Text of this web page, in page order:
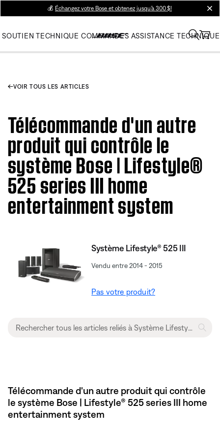
💰 Échangez votre Bose et obtenez jusqu’à 300 $!
SOUTIEN TECHNIQUE COMMANDES ASSISTANCE TECHNIQUE
VOIR TOUS LES ARTICLES
Télécommande d'un autre
produit qui contrôle le
système Bose | Lifestyle®
525 series III home
entertainment system
Système Lifestyle® 525 III
Vendu entre 2014 - 2015
Pas votre produit?
Télécommande d'un autre produit qui contrôle
le système Bose | Lifestyle® 525 series III home
entertainment system